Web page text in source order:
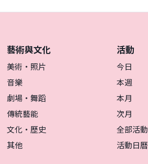
藝術與文化
美術・照片
音樂
劇場・舞蹈
傳統藝能
文化・歷史
其他
活動
今日
本週
本月
次月
全部活動
活動日曆